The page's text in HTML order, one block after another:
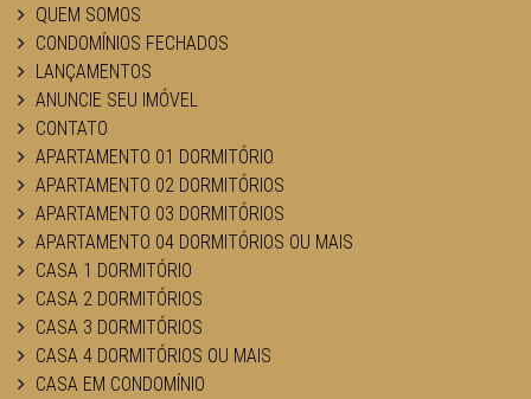
QUEM SOMOS
CONDOMÍNIOS FECHADOS
LANÇAMENTOS
ANUNCIE SEU IMÓVEL
CONTATO
APARTAMENTO 01 DORMITÓRIO
APARTAMENTO 02 DORMITÓRIOS
APARTAMENTO 03 DORMITÓRIOS
APARTAMENTO 04 DORMITÓRIOS OU MAIS
CASA 1 DORMITÓRIO
CASA 2 DORMITÓRIOS
CASA 3 DORMITÓRIOS
CASA 4 DORMITÓRIOS OU MAIS
CASA EM CONDOMÍNIO